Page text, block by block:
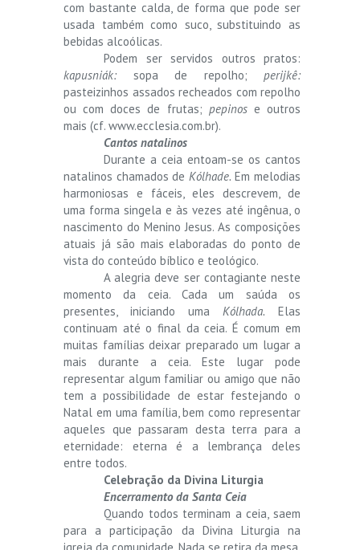
com bastante calda, de forma que pode ser
usada também como suco, substituindo as
bebidas alcoólicas.
Podem ser servidos outros pratos:
kapusniák:sopa de repolho; perijkê:
pasteizinhos assados recheados com repolho
ou com doces de frutas; pepinose outros
mais (cf. www.ecclesia.com.br).
Cantos natalinos
Durante a ceia entoam-se os cantos
natalinos chamados de Kólhade. Em melodias
harmoniosas e fáceis, eles descrevem, de
uma forma singela e às vezes até ingênua, o
nascimento do Menino Jesus. As composições
atuais já são mais elaboradas do ponto de
vista do conteúdo bíblico e teológico.
A alegria deve ser contagiante neste
momento da ceia. Cada um saúda os
presentes, iniciando uma Kólhada. Elas
continuam até o final da ceia. É comum em
muitas famílias deixar preparado um lugar a
mais durante a ceia. Este lugar pode
representar algum familiar ou amigo que não
tem a possibilidade de estar festejando o
Natal em uma família, bem como representar
aqueles que passaram desta terra para a
eternidade: eterna é a lembrança deles
entre todos.
Celebração da Divina Liturgia
Encerramento da Santa Ceia
Quando todos terminam a ceia, saem
para a participação da Divina Liturgia na